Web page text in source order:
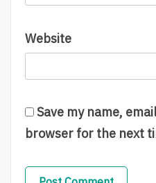
Website
Save my name,
browser for the next